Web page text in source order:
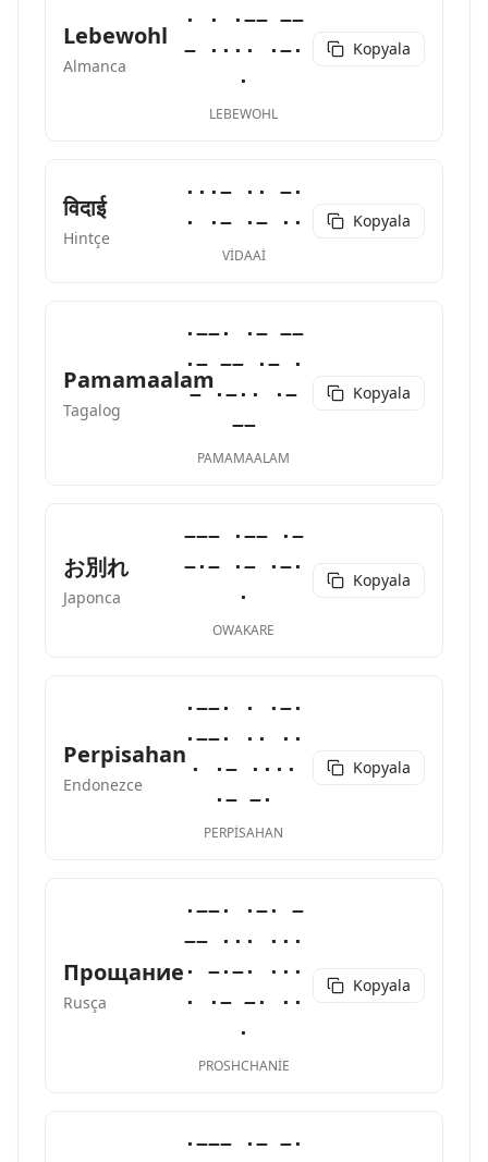
Lebewohl
Almanca
· · ·−− −−
− ···· ·−·
·
LEBEWOHL
Kopyala
विदाई
Hintçe
···− ·· −·
· ·− ·− ··
VIDAAI
Kopyala
Pamamaalam
Tagalog
·−−· ·− −−
·− −− ·− ·
− ·−·· ·−
−−
PAMAMAALAM
Kopyala
お別れ
Japonca
−−− ·−− ·−
−·− ·− ·−·
·
OWAKARE
Kopyala
Perpisahan
Endonezce
·−−· · ·−·
·−−· ·· ··
· ·− ····
·− −·
PERPISAHAN
Kopyala
Прощание
Rusça
·−−· ·−· −
−− ··· ···
· −·−· ···
· ·− −· ··
·
PROSHCHANIE
Kopyala
·−−− ·− −·